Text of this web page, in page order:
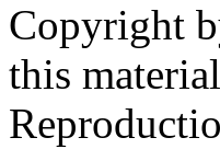
Copyright
this